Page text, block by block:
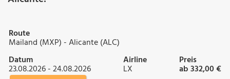
Route
Mailand (MXP) - Alicante (ALC)
Datum
23.08.2026 - 24.08.2026
Airline
LX
Preis
ab 332,00 €